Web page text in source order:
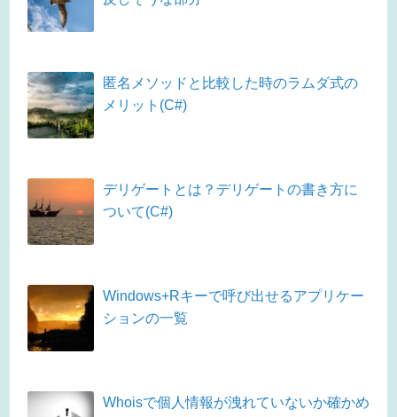
匿名メソッドと比較した時のラムダ式の
メリット(C#)
デリゲートとは？デリゲートの書き方に
ついて(C#)
Windows+Rキーで呼び出せるアプリケー
ションの一覧
Whoisで個人情報が洩れていないか確かめ